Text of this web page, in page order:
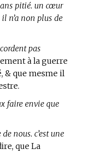
pitié. un cœur
n’a non plus de
pas
à la guerre
& que mesme il
faire envie que
nous. c’est une
que La